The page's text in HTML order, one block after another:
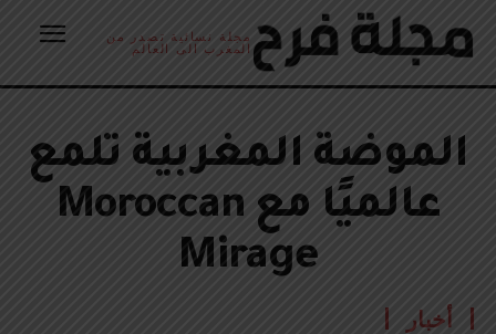
مجلة نسائية تصدر من
المغرب الى العالم
الموضة المغربية تلمع
عالميًا مع Moroccan
Mirage
أخبار